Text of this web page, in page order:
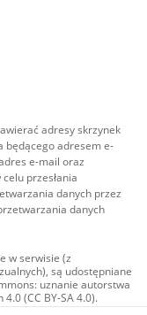
adresy skrzynek
będącego adresem e-
e-mail oraz
przesłania
danych przez
danych
w serwisie (z
są udostępniane
uznanie autorstwa
(CC BY-SA 4.0).
zdjęcia, materiały